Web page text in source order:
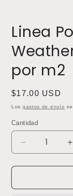
Linea
por m2
Precio
habitual
$17.00 USD
Los gastos de envío
Cantidad
Reducir
cantidad
para
Polaris